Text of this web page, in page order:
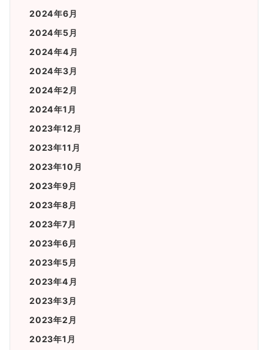
2024年6月
2024年5月
2024年4月
2024年3月
2024年2月
2024年1月
2023年12月
2023年11月
2023年10月
2023年9月
2023年8月
2023年7月
2023年6月
2023年5月
2023年4月
2023年3月
2023年2月
2023年1月